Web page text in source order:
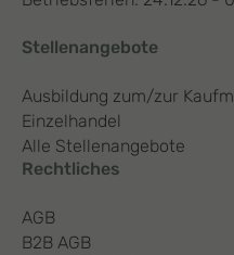
Stellenangebote
Ausbildung zum/zur
Einzelhandel
Alle Stellenangebote
Rechtliches
AGB
B2B AGB